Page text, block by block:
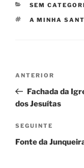
CATEGORIAS
SEM
ETIQUETAS
A MINHA
artigos
Conteúdo
anterior
ANTERIOR
Fachada da
dos Jesuítas
Conteúdo
seguinte
SEGUINTE
Fonte da